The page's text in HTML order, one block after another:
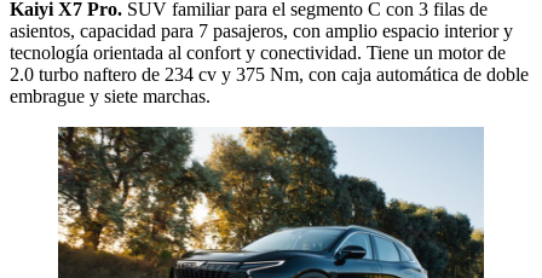
Kaiyi X7 Pro. SUV familiar para el segmento C con 3 filas de
asientos, capacidad para 7 pasajeros, con amplio espacio interior y
tecnología orientada al confort y conectividad. Tiene un motor de
2.0 turbo naftero de 234 cv y 375 Nm, con caja automática de doble
embrague y siete marchas.